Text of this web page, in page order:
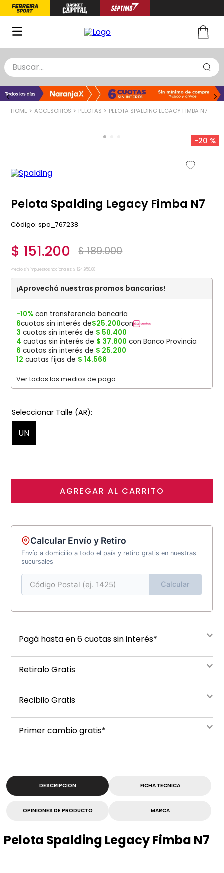
Buscar...
TÉRMINOS MÁS BUSCADOS
1.
zapatillas basquet
5. chinelas
ACCESORIOS PELOTAS PELOTA SPALDING LEGACY FIMBA N7
-20 %
Pelota Spalding Legacy Fimba N7
:spa_767238
$ 151.200 $189.000
Precio sin impuestos nacionales: $ 124.958,68
¡Aprovechá nuestras promos bancarias!
-10% con transferencia bancaria
6cuotas sin interés de$25.200con
3 cuotas sin interés de $ 50.400
4 cuotas sin interés de $ 37.800 con Banco Provincia
6 cuotas sin interés de $ 25.200
12 cuotas fijas de $ 14.566
Ver todos los medios de pago
UN
AGREGAR AL CARRITO
Calcular Envío y Retiro
Envío a domicilio a todo el país y retiro gratis en nuestras
sucursales
Calcular
Pagá hasta en 6 cuotas sin interés*
Retiralo Gratis
Recibilo Gratis
Primer cambio gratis*
DESCRIPCION FICHA TECNICA
OPINIONES DE PRODUCTO MARCA
Pelota Spalding Legacy Fimba N7